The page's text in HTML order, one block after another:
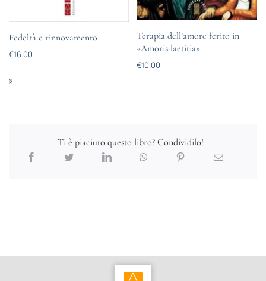
Fedeltà e rinnovamento
€16.00
Terapia dell’amore ferito in
«Amoris laetitia»
€10.00
Ti è piaciuto questo libro? Condividilo!